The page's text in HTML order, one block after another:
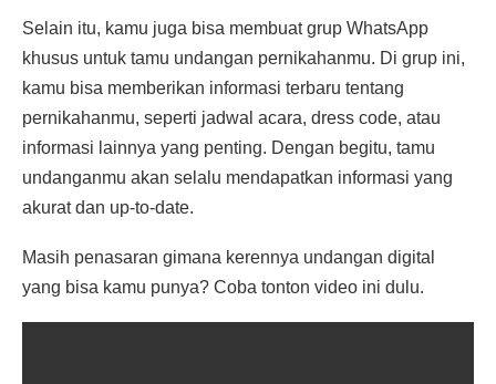
Selain itu, kamu juga bisa membuat grup WhatsApp
khusus untuk tamu undangan pernikahanmu. Di grup ini,
kamu bisa memberikan informasi terbaru tentang
pernikahanmu, seperti jadwal acara, dress code, atau
informasi lainnya yang penting. Dengan begitu, tamu
undanganmu akan selalu mendapatkan informasi yang
akurat dan up-to-date.
Masih penasaran gimana kerennya undangan digital
yang bisa kamu punya? Coba tonton video ini dulu.